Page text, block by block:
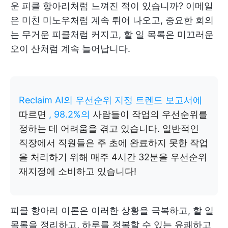
운 피클 항아리처럼 느껴진 적이 있습니까? 이메일
은 미친 미노우처럼 계속 튀어 나오고, 중요한 회의
는 무거운 피클처럼 커지고, 할 일 목록은 미끄러운
오이 산처럼 계속 늘어납니다.
Reclaim AI의 우선순위 지정 트렌드 보고서에
따르면 , 98.2%의 사람들이 작업의 우선순위를
정하는 데 어려움을 겪고 있습니다. 일반적인
직장에서 직원들은 주 초에 완료하지 못한 작업
을 처리하기 위해 매주 4시간 32분을 우선순위
재지정에 소비하고 있습니다!
피클 항아리 이론은 이러한 상황을 극복하고, 할 일
목록을 정리하고, 하루를 정복할 수 있는 유쾌하고